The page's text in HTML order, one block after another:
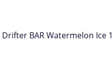
Drifter BAR Watermelon Ice